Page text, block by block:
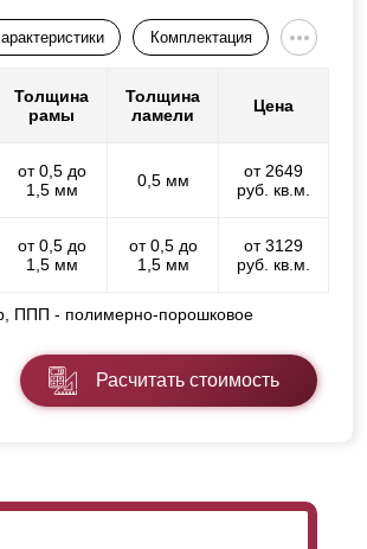
Комплектация
Толщина
рамы
Толщина
ламели
Цена
от 0,5 до
1,5 мм
0,5 мм
от 2649
руб. кв.м.
от 0,5 до
1,5 мм
от 0,5 до
1,5 мм
от 3129
руб. кв.м.
ППП - полимерно-порошковое
Расчитать стоимость